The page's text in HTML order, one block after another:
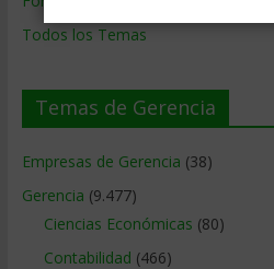
Todos los Temas
Temas de Gerencia
Empresas de Gerencia (38)
Gerencia (9.477)
Ciencias Económicas (80)
Contabilidad (466)